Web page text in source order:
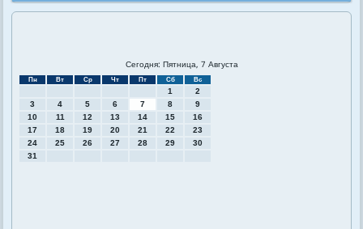
Сегодня: Пятница, 7 Августа
Пн Вт Ср Чт Пт Сб Вс
1
2
3
4 5 6 7 8
9
10
11 12 13 14 15
16
17
18 19 20 21 22
23
24
25 26 27 28 29
30
31